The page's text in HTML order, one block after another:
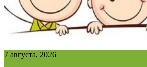
7 августа, 2026